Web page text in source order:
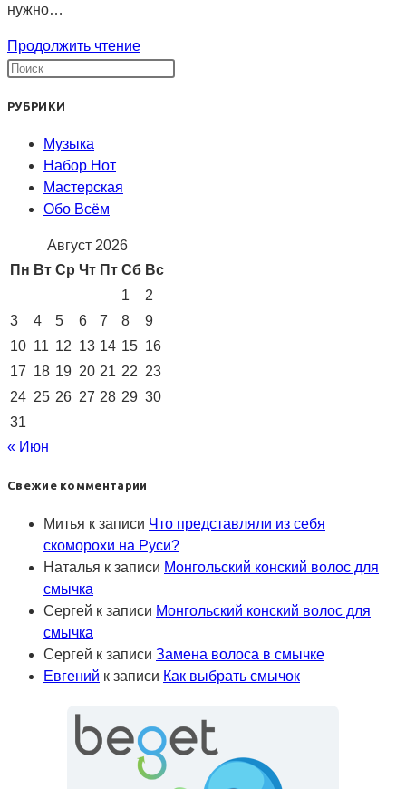
нужно…
Продолжить чтениеДомашняя
студия
РУБРИКИ
Музыка
Набор Нот
Мастерская
Обо Всём
Август 2026
Пн Вт Ср Чт Пт Сб Вс
1
2
3
4 5 6 7 8
9
10 11 12 13 14 15 16
17 18 19 20 21 22 23
24 25 26 27 28 29 30
31
« Июн
Свежие комментарии
Митья к записи Что представляли из себя
скоморохи на Руси?
Наталья к записи Монгольский конский волос для
смычка
Сергей к записи Монгольский конский волос для
смычка
Сергей к записи Замена волоса в смычке
Евгений к записи Как выбрать смычок